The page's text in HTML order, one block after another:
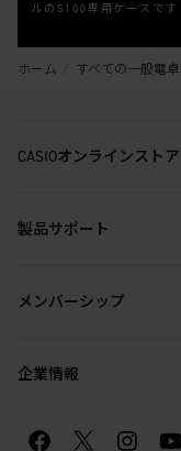
ルのS100専用ケースです
ホーム すべての一般電卓
CASIOオンラインストア
製品サポート
メンバーシップ
企業情報